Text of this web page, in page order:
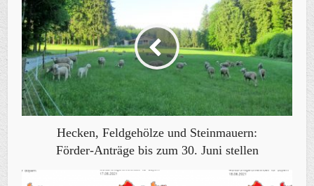
Hecken, Feldgehölze und Steinmauern:
Förder-Anträge bis zum 30. Juni stellen